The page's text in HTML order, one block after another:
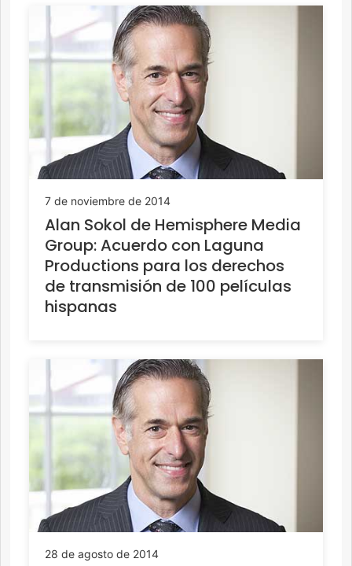
7 de noviembre de 2014
Alan Sokol de Hemisphere Media
Group: Acuerdo con Laguna
Productions para los derechos
de transmisión de 100 películas
hispanas
28 de agosto de 2014